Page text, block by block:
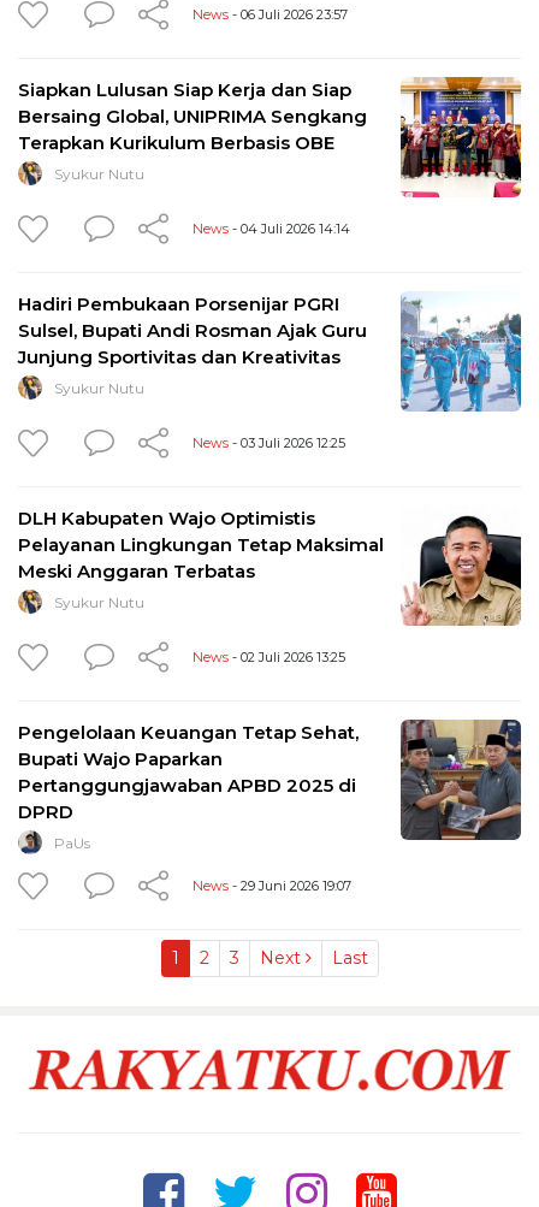
News - 06 Juli 2026 23:57
Siapkan Lulusan Siap Kerja dan Siap
Bersaing Global, UNIPRIMA Sengkang
Terapkan Kurikulum Berbasis OBE
Syukur Nutu
News - 04 Juli 2026 14:14
Hadiri Pembukaan Porsenijar PGRI
Sulsel, Bupati Andi Rosman Ajak Guru
Junjung Sportivitas dan Kreativitas
Syukur Nutu
News - 03 Juli 2026 12:25
DLH Kabupaten Wajo Optimistis
Pelayanan Lingkungan Tetap Maksimal
Meski Anggaran Terbatas
Syukur Nutu
News - 02 Juli 2026 13:25
Pengelolaan Keuangan Tetap Sehat,
Bupati Wajo Paparkan
Pertanggungjawaban APBD 2025 di
DPRD
PaUs
News - 29 Juni 2026 19:07
1 2 3 Next Last